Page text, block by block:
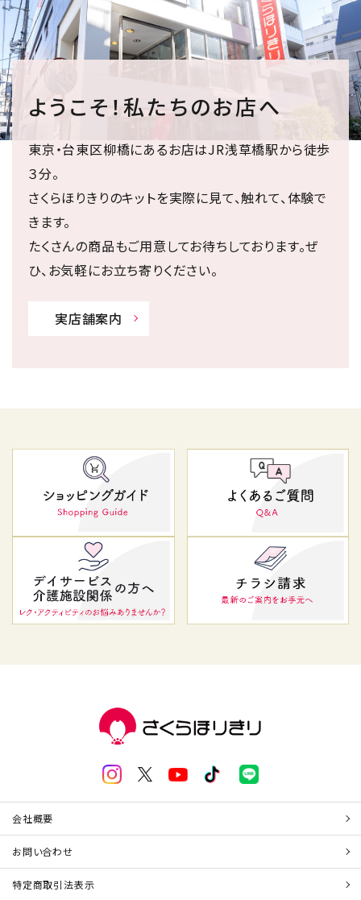
ようこそ！私たちのお店へ
東京・台東区柳橋にあるお店はJR浅草橋駅から徒歩
３分。
さくらほりきりのキットを実際に見て、触れて、体験で
きます。
たくさんの商品もご用意してお待ちしております。ぜ
ひ、お気軽にお立ち寄りください。
実店舗案内
会社概要
お問い合わせ
特定商取引法表示